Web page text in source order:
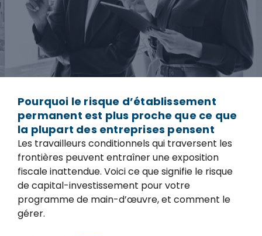
Pourquoi le risque d’établissement
permanent est plus proche que ce que
la plupart des entreprises pensent
Les travailleurs conditionnels qui traversent les
frontières peuvent entraîner une exposition
fiscale inattendue. Voici ce que signifie le risque
de capital-investissement pour votre
programme de main-d’œuvre, et comment le
gérer.